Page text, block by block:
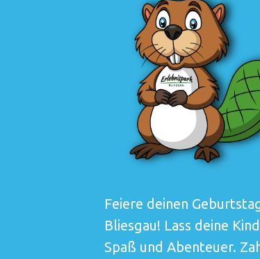
Feiere deinen
Bliesgau! Lass deine
Spaß und Abenteuer.